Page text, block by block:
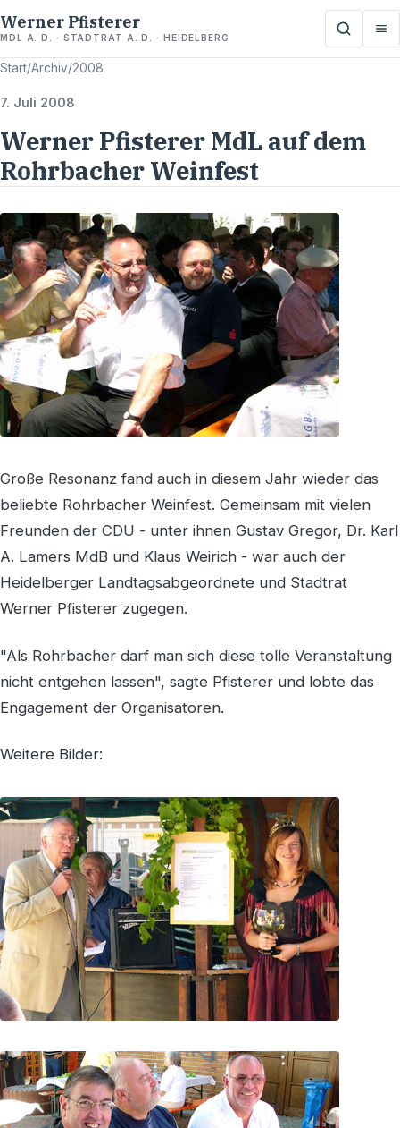
Werner Pfisterer
MDL A. D. · STADTRAT A. D. · HEIDELBERG
Start/Archiv/2008
7. Juli 2008
Werner Pfisterer MdL auf dem
Rohrbacher Weinfest
Große Resonanz fand auch in diesem Jahr wieder das
beliebte Rohrbacher Weinfest. Gemeinsam mit vielen
Freunden der CDU - unter ihnen Gustav Gregor, Dr. Karl
A. Lamers MdB und Klaus Weirich - war auch der
Heidelberger Landtagsabgeordnete und Stadtrat
Werner Pfisterer zugegen.
"Als Rohrbacher darf man sich diese tolle Veranstaltung
nicht entgehen lassen", sagte Pfisterer und lobte das
Engagement der Organisatoren.
Weitere Bilder: